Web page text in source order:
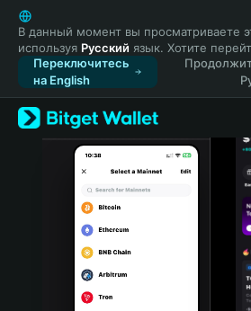
English
日本語
Tiếng Việt
Русский
Español (Latinoamérica)
Türkçe
Italiano
Português (Portugal)
Bahasa Indonesia
В данный момент вы просматриваете
используя Русский язык. Хотите
Переключитесь
на English